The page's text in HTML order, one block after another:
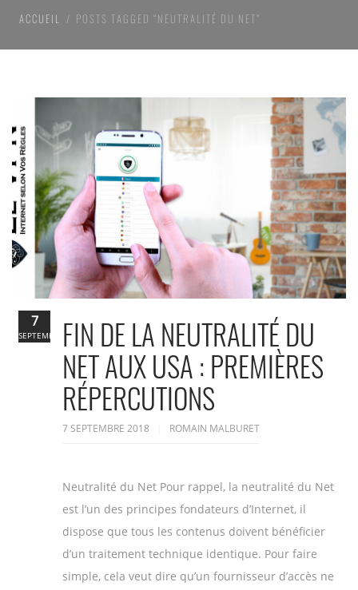
ACCUEIL POSTS TAGGED “NEUTRALITÉ DU NET”
FIN DE LA NEUTRALITÉ DU
NET AUX USA : PREMIÈRES
RÉPERCUTIONS
7 SEPTEMBRE 2018 ROMAIN MALBURET
Neutralité du Net Pour rappel, la neutralité du Net
est l’un des principes fondateurs d’Internet, il
dispose que tous les contenus doivent bénéficier
d’un traitement technique identique. Pour faire
simple, cela veut dire qu’un fournisseur d’accès ne
7
SEPTEMBRE